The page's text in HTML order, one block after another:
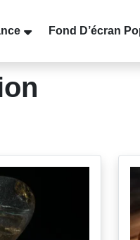
Fond D’écran